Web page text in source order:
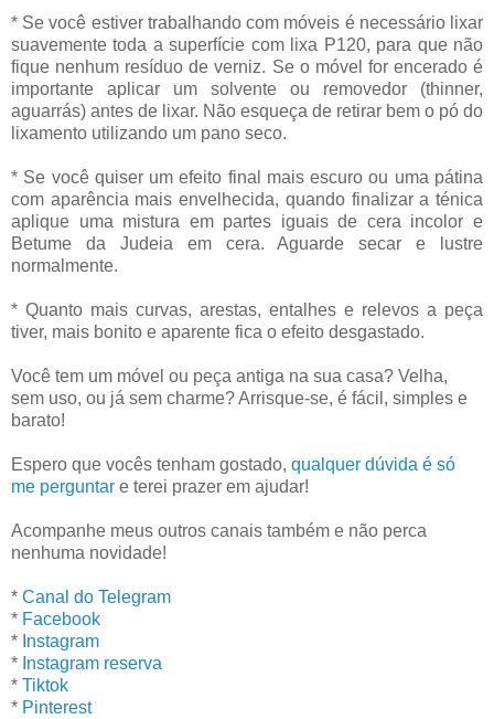
* Se você estiver trabalhando com móveis é necessário lixar
suavemente toda a superfície com lixa P120, para que não
fique nenhum resíduo de verniz. Se o móvel for encerado é
importante aplicar um solvente ou removedor (thinner,
aguarrás) antes de lixar. Não esqueça de retirar bem o pó do
lixamento utilizando um pano seco.
* Se você quiser um efeito final mais escuro ou uma pátina
com aparência mais envelhecida, quando finalizar a ténica
aplique uma mistura em partes iguais de cera incolor e
Betume da Judeia em cera. Aguarde secar e lustre
normalmente.
* Quanto mais curvas, arestas, entalhes e relevos a peça
tiver, mais bonito e aparente fica o efeito desgastado.
Você tem um móvel ou peça antiga na sua casa? Velha,
sem uso, ou já sem charme? Arrisque-se, é fácil, simples e
barato!
Espero que vocês tenham gostado, qualquer dúvida é só
me perguntar e terei prazer em ajudar!
Acompanhe meus outros canais também e não perca
nenhuma novidade!
* Canal do Telegram
* Facebook
* Instagram
* Instagram reserva
* Tiktok
* Pinterest